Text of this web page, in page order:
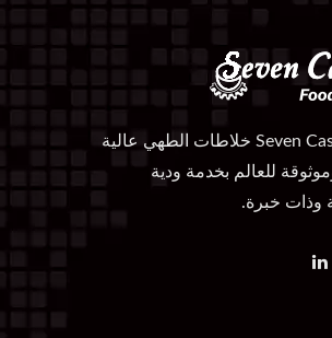
توفر Seven Castle خلاطات الطهي عالية
للعالم بخدمة ودية
وذات خبرة.